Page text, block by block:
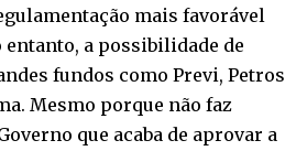
mais favorável
a possibilidade de
fundos como Previ, Petros
Mesmo porque não faz
que acaba de aprovar a